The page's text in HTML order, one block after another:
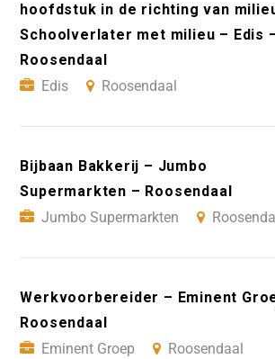
hoofdstuk in de richting van
Schoolverlater met milieu – Edis
Roosendaal
Edis
Roosendaal
Bijbaan Bakkerij – Jumbo
Supermarkten – Roosendaal
Jumbo Supermarkten
Werkvoorbereider – Eminent
Roosendaal
Eminent Groep
Roosendaal